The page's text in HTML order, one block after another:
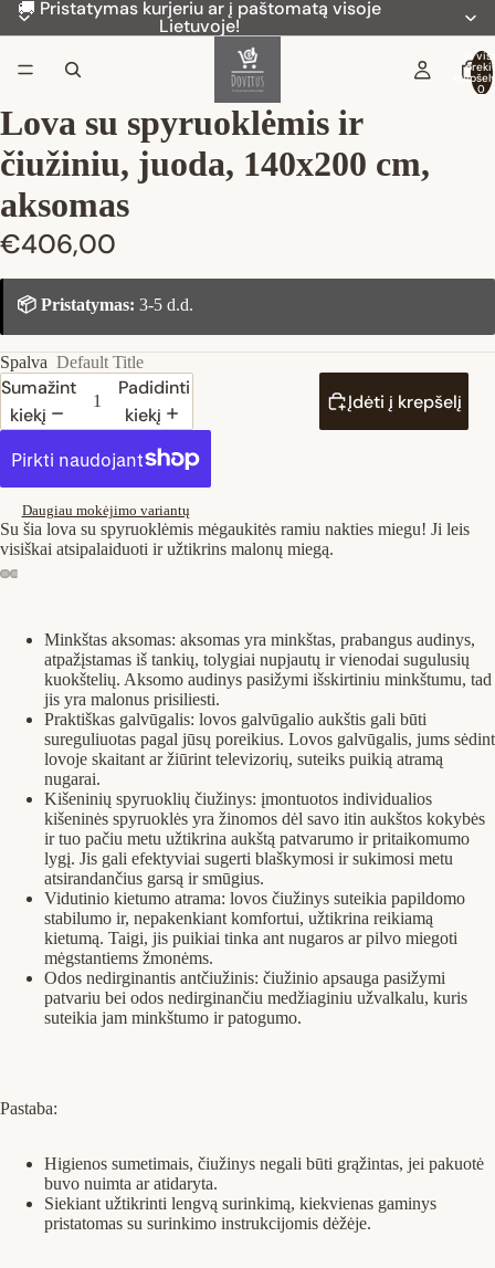
🚚 Pristatymas kurjeriu ar į paštomatą visoje
Lietuvoje!
Iš
0
Lova su spyruoklėmis ir
čiužiniu, juoda, 140x200 cm,
aksomas
€406,00
📦 Pristatymas: 3-5 d.d.
Spalva Default Title
Sumažinti
kiekį
Padidinti
kiekį
Įdėti į krepšelį
Daugiau mokėjimo variantų
Su šia lova su spyruoklėmis mėgaukitės ramiu nakties miegu! Ji leis
visiškai atsipalaiduoti ir užtikrins malonų miegą.
Minkštas aksomas: aksomas yra minkštas, prabangus audinys,
atpažįstamas iš tankių, tolygiai nupjautų ir vienodai sugulusių
kuokštelių. Aksomo audinys pasižymi išskirtiniu minkštumu, tad
jis yra malonus prisiliesti.
Praktiškas galvūgalis: lovos galvūgalio aukštis gali būti
sureguliuotas pagal jūsų poreikius. Lovos galvūgalis, jums sėdint
lovoje skaitant ar žiūrint televizorių, suteiks puikią atramą
nugarai.
Kišeninių spyruoklių čiužinys: įmontuotos individualios
kišeninės spyruoklės yra žinomos dėl savo itin aukštos kokybės
ir tuo pačiu metu užtikrina aukštą patvarumo ir pritaikomumo
lygį. Jis gali efektyviai sugerti blaškymosi ir sukimosi metu
atsirandančius garsą ir smūgius.
Vidutinio kietumo atrama: lovos čiužinys suteikia papildomo
stabilumo ir, nepakenkiant komfortui, užtikrina reikiamą
kietumą. Taigi, jis puikiai tinka ant nugaros ar pilvo miegoti
mėgstantiems žmonėms.
Odos nedirginantis antčiužinis: čiužinio apsauga pasižymi
patvariu bei odos nedirginančiu medžiaginiu užvalkalu, kuris
suteikia jam minkštumo ir patogumo.
Pastaba:
Higienos sumetimais, čiužinys negali būti grąžintas, jei pakuotė
buvo nuimta ar atidaryta.
Siekiant užtikrinti lengvą surinkimą, kiekvienas gaminys
pristatomas su surinkimo instrukcijomis dėžėje.